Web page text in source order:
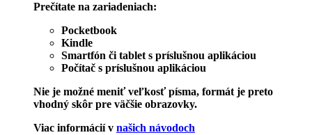
Prečítate na zariadeniach:
Pocketbook
Kindle
Smartfón či tablet s príslušnou aplikáciou
Počítač s príslušnou aplikáciou
Nie je možné meniť veľkosť písma, formát je preto
vhodný skôr pre väčšie obrazovky.
Viac informácií v našich návodoch